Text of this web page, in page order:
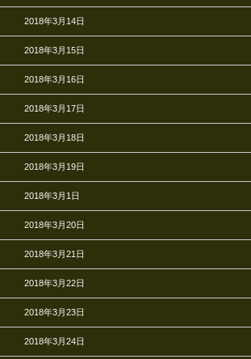
2018年3月14日
2018年3月15日
2018年3月16日
2018年3月17日
2018年3月18日
2018年3月19日
2018年3月1日
2018年3月20日
2018年3月21日
2018年3月22日
2018年3月23日
2018年3月24日